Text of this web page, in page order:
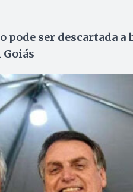
pode ser descartada a